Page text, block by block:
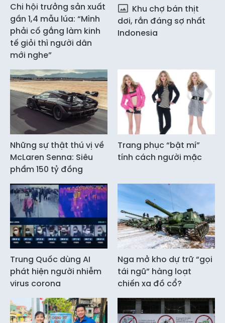
Chi hội trưởng sản xuất
gần 1,4 mẫu lúa: “Mình
phải cố gắng làm kinh
tế giỏi thì người dân
mới nghe”
Khu chợ bán thịt
dơi, rắn đáng sợ nhất
Indonesia
Những sự thật thú vị về
McLaren Senna: Siêu
phẩm 150 tỷ đồng
Trang phục “bật mí”
tính cách người mặc
Trung Quốc dùng AI
phát hiện người nhiễm
virus corona
Nga mở kho dự trữ “gọi
tái ngũ” hàng loạt
chiến xa đồ cổ?